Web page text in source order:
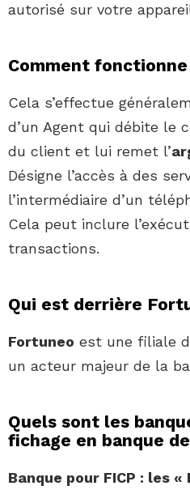
autorisé sur votre
Comment
Cela s’effectue
d’un Agent qui débite le
du client et lui remet l’
Désigne l’accès à des
l’intermédiaire d’un
Cela peut inclure
transactions.
Qui est derrière
Fortuneo est une filiale
un acteur majeur de la
Quels sont les
fichage en banque
Banque pour FICP : les